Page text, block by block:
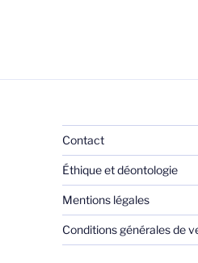
Contact
Éthique et déontologie
Mentions légales
Conditions générales de